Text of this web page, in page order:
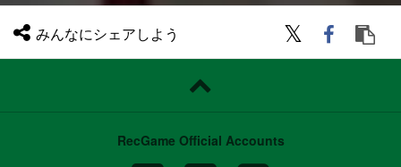
みんなにシェアしよう
RecGame Official Accounts